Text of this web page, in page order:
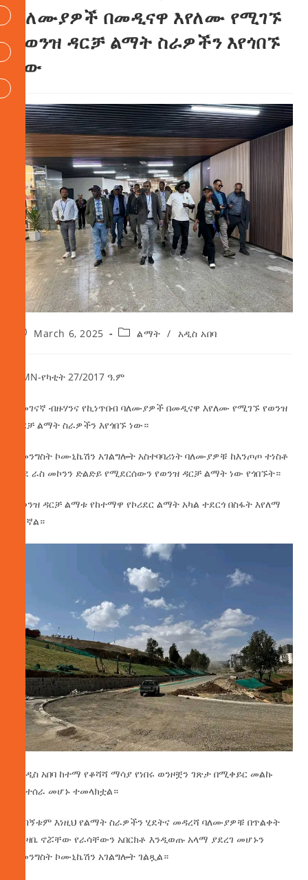
ባለሙያዎች በመዲናዋ እየለሙ የሚገኙ
የወንዝ ዳርቻ ልማት ስራዎችን እየጎበኙ
ነው
March 6, 2025 ልማት / አዲስ አበባ
AMN-የካቲት 27/2017 ዓ.ም
የመገናኛ ብዙሃንና የኪነጥበብ ባለሙያዎች በመዲናዋ እየለሙ የሚገኙ የወንዝ
ዳርቻ ልማት ስራዎችን እየጎበኙ ነው።
በመንግስት ኮሙኒኬሽን አገልግሎት አስተባባሪነት ባለሙያዎቹ ከእንጦጦ ተነስቶ
ወደ ራስ መኮንን ድልድይ የሚደርሰውን የወንዝ ዳርቻ ልማት ነው የጎበኙት።
የወንዝ ዳርቻ ልማቱ የከተማዋ የኮሪደር ልማት አካል ተደርጎ በስፋት እየለማ
ይገኛል።
የአዲስ አበባ ከተማ የቆሻሻ ማሳያ የነበሩ ወንዞቿን ገጽታ በሚቀይር መልኩ
እየተሰራ መሆኑ ተመላክቷል።
ጉብኝቱም እነዚህ የልማት ስራዎችን ሂደትና መዳረሻ ባለሙያዎቹ በጥልቀት
ግንዛቤ ኖሯቸው የራሳቸውን አበርክቶ እንዲወጡ አላማ ያደረገ መሆኑን
የመንግስት ኮሙኒኬሽን አገልግሎት ገልጿል።